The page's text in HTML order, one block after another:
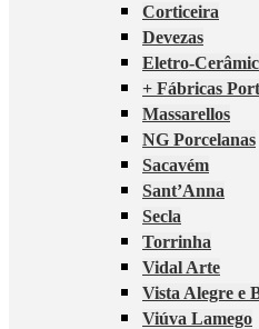
Corticeira
Devezas
Eletro-
+ Fábricas
Massarellos
NG Porcelanas
Sacavém
Sant’Anna
Secla
Torrinha
Vidal Arte
Vista Alegre e
Viúva Lamego